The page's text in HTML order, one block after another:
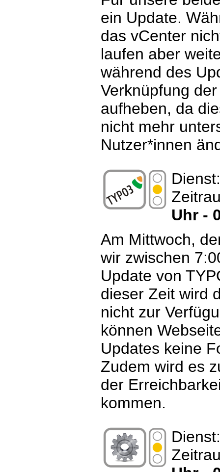
ein Update.
das vCenter
laufen aber
während des
Verknüpfung
aufheben, da
nicht mehr
Nutzer*innen
Uhr -
Am Mittwoch,
wir zwischen
Update von
dieser Zeit wird
nicht zur
können
Updates keine
Zudem wird es
der
kommen.